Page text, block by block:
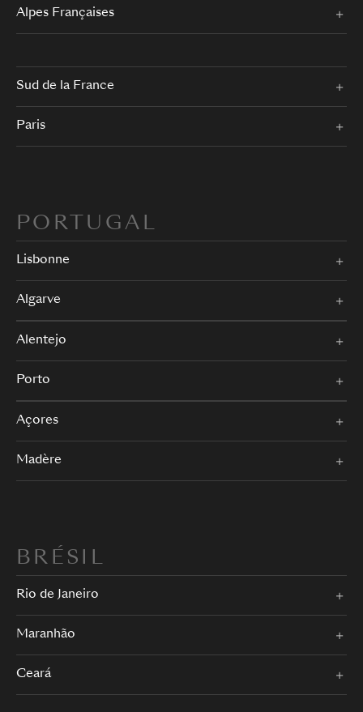
Alpes Françaises
Sud de la France
Paris
PORTUGAL
Lisbonne
Algarve
Alentejo
Porto
Açores
Madère
BRÉSIL
Rio de Janeiro
Maranhão
Ceará